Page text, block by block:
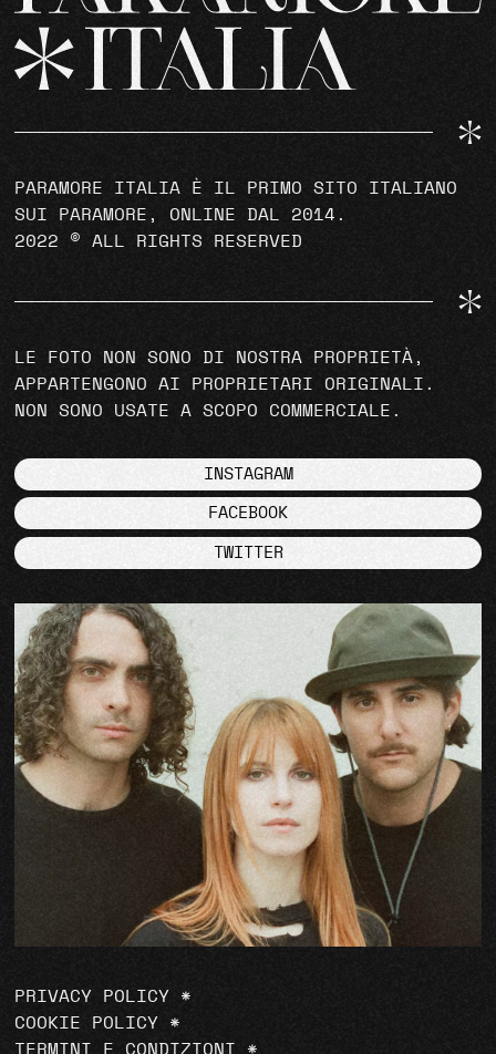
PARAMORE ITALIA È IL PRIMO SITO ITALIANO
SUI PARAMORE, ONLINE DAL 2014.
2022 © ALL RIGHTS RESERVED
LE FOTO NON SONO DI NOSTRA PROPRIETÀ,
APPARTENGONO AI PROPRIETARI ORIGINALI.
NON SONO USATE A SCOPO COMMERCIALE.
INSTAGRAM
FACEBOOK
TWITTER
PRIVACY POLICY *
COOKIE POLICY *
TERMINI E CONDIZIONI *